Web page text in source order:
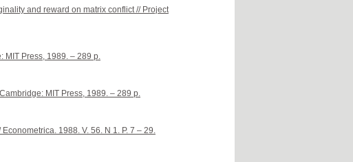
and reward on matrix conflict // Project
MIT Press, 1989. – 289 p.
MIT Press, 1989. – 289 p.
1988. V. 56. N 1. P. 7 – 29.